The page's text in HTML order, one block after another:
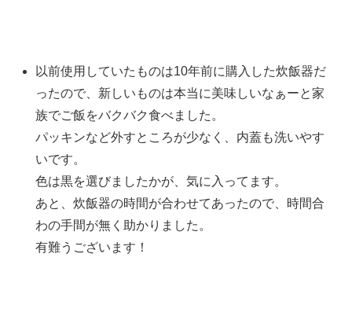
以前使用していたものは10年前に購入した炊飯器だ
ったので、新しいものは本当に美味しいなぁーと家
族でご飯をバクバク食べました。
パッキンなど外すところが少なく、内蓋も洗いやす
いです。
色は黒を選びましたかが、気に入ってます。
あと、炊飯器の時間が合わせてあったので、時間合
わの手間が無く助かりました。
有難うございます！